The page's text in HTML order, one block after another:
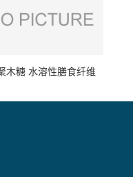
木糖 水溶性膳食纤维